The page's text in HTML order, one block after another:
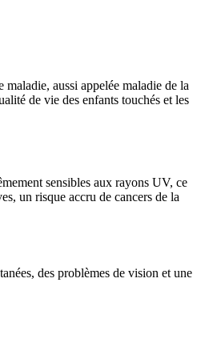
aussi appelée maladie de la
de vie des enfants touchés et les
sensibles aux rayons UV, ce
un risque accru de cancers de la
des problèmes de vision et une